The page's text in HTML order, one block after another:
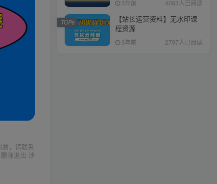
，请联系
除退出 涉
3年前 4083人已阅读
【站长运营资料】无水印课
程资源
3年前 2797人已阅读
TOP6